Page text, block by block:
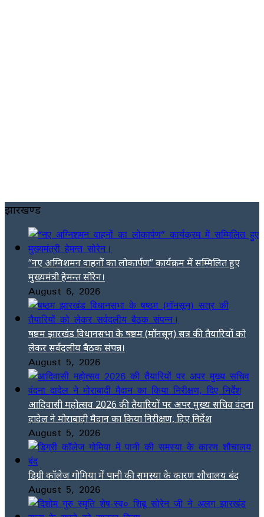
झारखण्ड
“नए अग्निशमन वाहनों का लोकार्पण” कार्यक्रम में सम्मिलित हुए
मुख्यमंत्री हेमन्त सोरेन।
August 6, 2026
षष्ठम झारखंड विधानसभा के षष्ठम (मॉनसून) सत्र की तैयारियों को
लेकर सर्वदलीय बैठक संपन्न।
August 5, 2026
आदिवासी महोत्सव 2026 की तैयारियों पर अपर मुख्य सचिव वंदना
दादेल ने मोराबादी मैदान का किया निरीक्षण, दिए निर्देश
August 5, 2026
डिग्री कॉलेज गोमिया में पानी की समस्या के कारण शौचालय बंद
August 5, 2026